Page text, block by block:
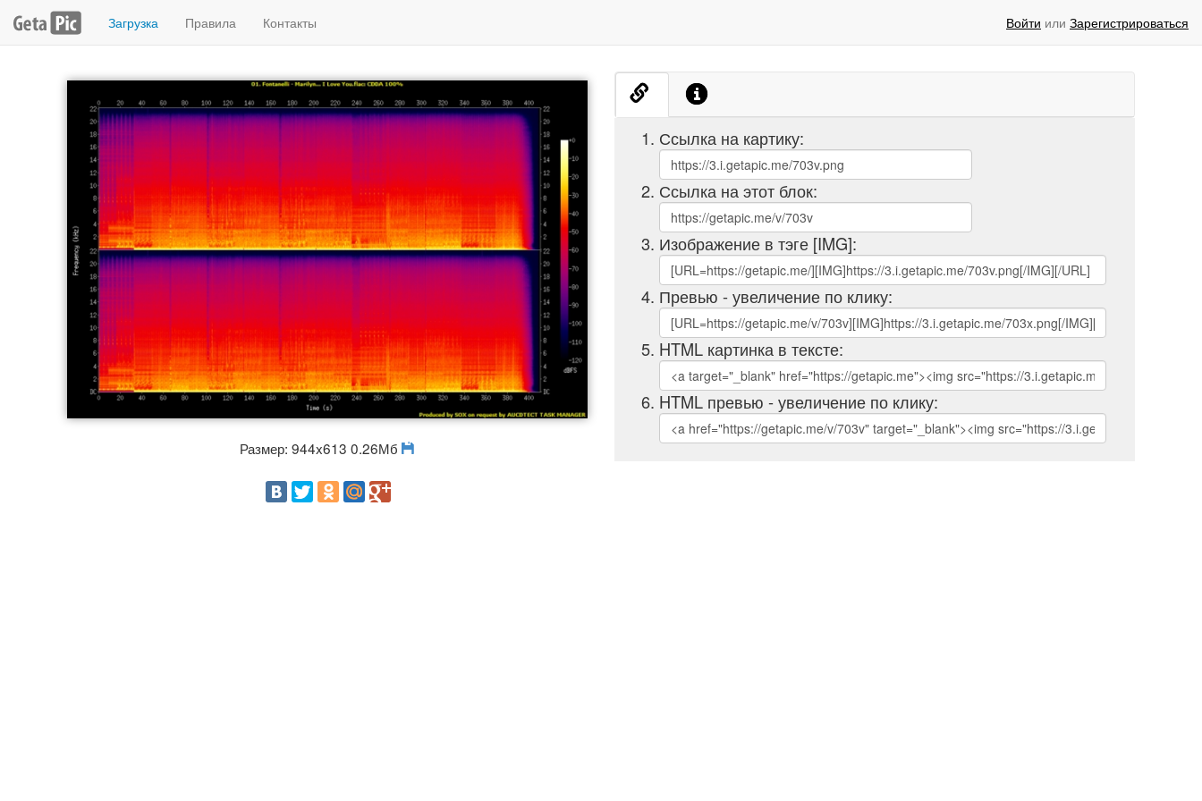
Загрузка Правила Контакты Войти или Зарегистрироваться
Размер: 944x613 0.26Мб
Ссылка на картику:
Ссылка на этот блок:
Изображение в тэге [IMG]:
Превью - увеличение по клику:
HTML картинка в тексте:
HTML превью - увеличение по клику: